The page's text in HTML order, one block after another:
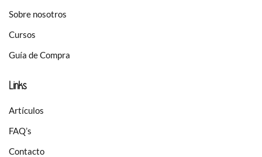
Sobre nosotros
Cursos
Guía de Compra
Links
Artículos
FAQ’s
Contacto